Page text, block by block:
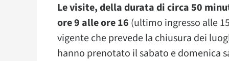
Le visite, della durata di circa 50
ore 9 alle ore 16 (ultimo ingresso alle
vigente che prevede la chiusura dei
hanno prenotato il sabato e domenica